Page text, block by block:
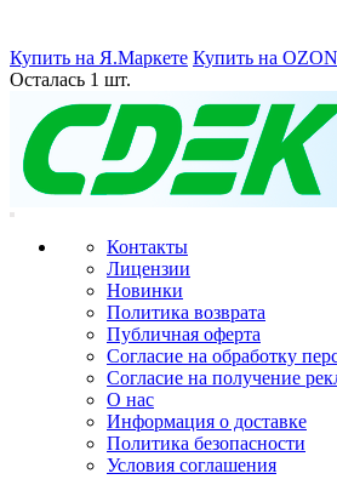
Купить на Я.Маркете Купить на OZON
Осталась 1 шт.
Контакты
Лицензии
Новинки
Политика возврата
Публичная оферта
Согласие на обработку
Согласие на получение
О нас
Информация о доставке
Политика безопасности
Условия соглашения